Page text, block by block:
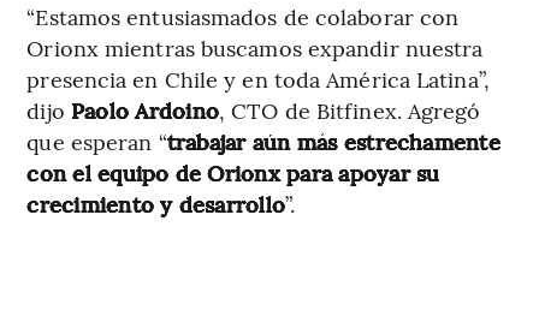
“Estamos entusiasmados de colaborar con
Orionx mientras buscamos expandir nuestra
presencia en Chile y en toda América Latina”,
dijo Paolo Ardoino, CTO de Bitfinex. Agregó
que esperan “trabajar aún más estrechamente
con el equipo de Orionx para apoyar su
crecimiento y desarrollo”.